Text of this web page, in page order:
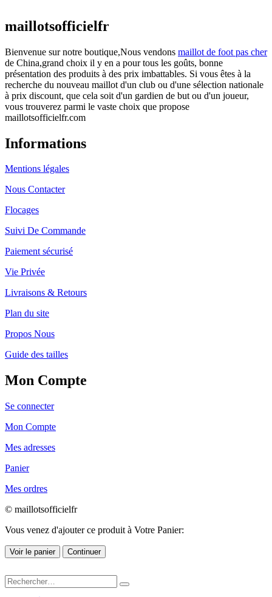
maillotsofficielfr
Bienvenue sur notre boutique,Nous vendons maillot de foot pas cher
de China,grand choix il y en a pour tous les goûts, bonne
présentation des produits à des prix imbattables. Si vous êtes à la
recherche du nouveau maillot d'un club ou d'une sélection nationale
à prix discount, que cela soit d'un gardien de but ou d'un joueur,
vous trouverez parmi le vaste choix que propose
maillotsofficielfr.com
Informations
Mentions légales
Nous Contacter
Flocages
Suivi De Commande
Paiement sécurisé
Vie Privée
Livraisons & Retours
Plan du site
Propos Nous
Guide des tailles
Mon Compte
Se connecter
Mon Compte
Mes adresses
Panier
Mes ordres
© maillotsofficielfr
Vous venez d'ajouter ce produit à Votre Panier:
Voir le panier Continuer